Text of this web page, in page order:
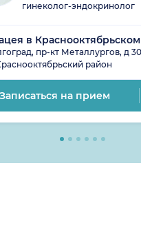
гинеколог-эндокринолог
в
пр-кт Металлургов, д
район
Записаться на прием